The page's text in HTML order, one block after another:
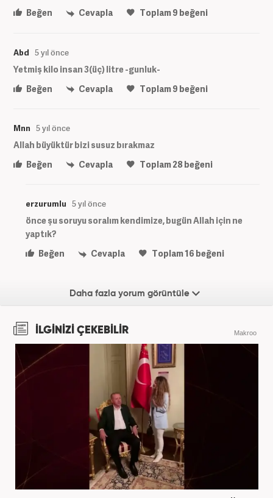
Beğen
Cevapla Toplam9 beğeni
Abd 5 yıl önce
Yetmiş kilo insan 3(üç) litre -gunluk-
Beğen
Cevapla Toplam9 beğeni
Mnn 5 yıl önce
Allah büyüktür bizi susuz bırakmaz
Beğen
Cevapla Toplam28beğeni
erzurumlu 5 yıl önce
önce şu soruyu soralım kendimize, bugün Allah için ne
yaptık?
Beğen
Cevapla Toplam16 beğeni
Daha fazla yorum görüntüle
İLGİNİZİ ÇEKEBİLİR Makroo